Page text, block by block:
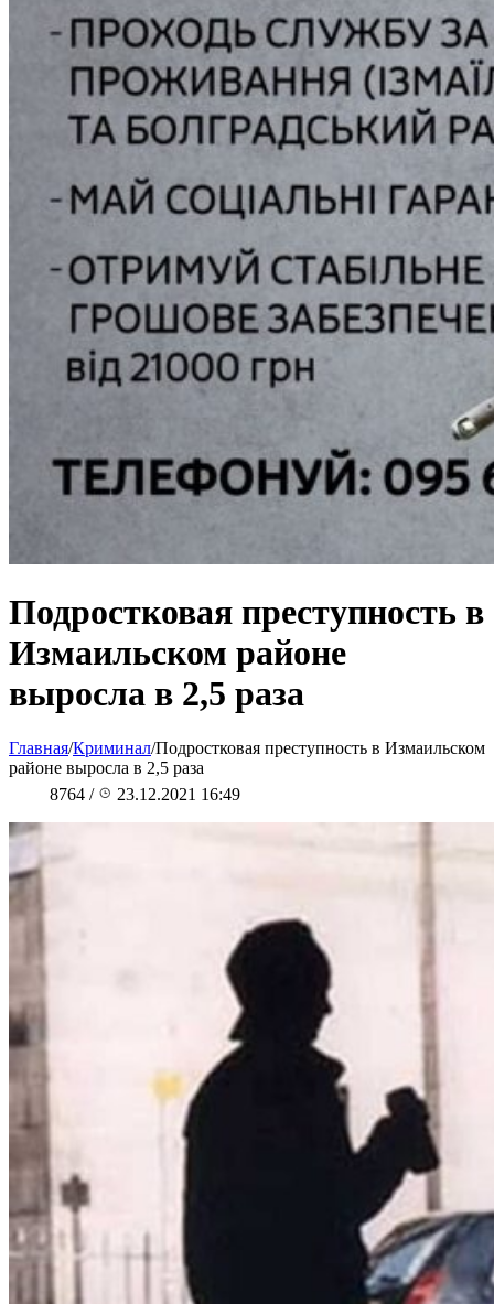
Подростковая преступность в
Измаильском районе
выросла в 2,5 раза
Главная/Криминал/Подростковая преступность в Измаильском
районе выросла в 2,5 раза
8764 / 23.12.2021 16:49